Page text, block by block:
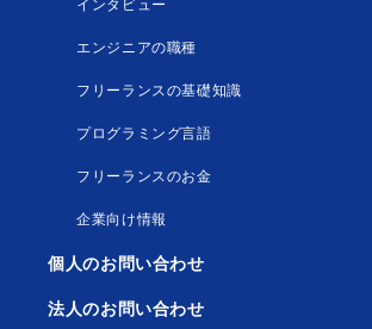
インタビュー
エンジニアの職種
フリーランスの基礎知識
プログラミング言語
フリーランスのお金
企業向け情報
個人のお問い合わせ
法人のお問い合わせ